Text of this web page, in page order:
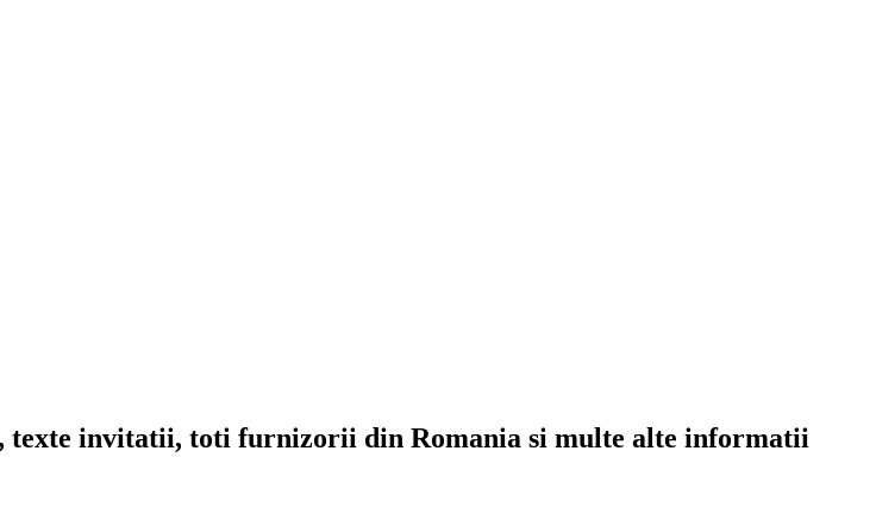
texte invitatii, toti furnizorii din Romania si multe alte informatii